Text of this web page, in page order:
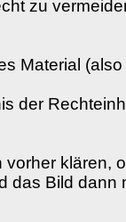
zu
Material (also
der
vorher klären,
das Bild dann